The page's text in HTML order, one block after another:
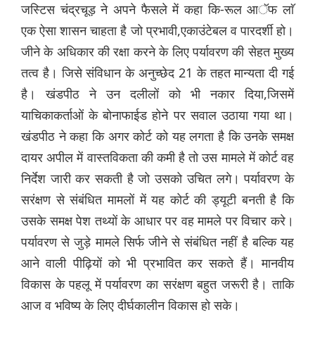
जस्टिस चंद्रचूड़ ने अपने फैसले में कहा कि-रूल आॅफ लाॅ
एक ऐसा शासन चाहता है जो प्रभावी,एकाउंटेबल व पारदर्शी हो।
जीने के अधिकार की रक्षा करने के लिए पर्यावरण की सेहत मुख्य
तत्व है। जिसे संविधान के अनुच्छेद 21 के तहत मान्यता दी गई
है। खंडपीठ ने उन दलीलों को भी नकार दिया,जिसमें
याचिकाकर्ताओं के बोनाफाईड होने पर सवाल उठाया गया था।
खंडपीठ ने कहा कि अगर कोर्ट को यह लगता है कि उनके समक्ष
दायर अपील में वास्तविकता की कमी है तो उस मामले में कोर्ट वह
निर्देश जारी कर सकती है जो उसको उचित लगे। पर्यावरण के
सरंक्षण से संबंधित मामलों में यह कोर्ट की ड्यूटी बनती है कि
उसके समक्ष पेश तथ्यों के आधार पर वह मामले पर विचार करे।
पर्यावरण से जुड़े मामले सिर्फ जीने से संबंधित नहीं है बल्कि यह
आने वाली पीढ़ियों को भी प्रभावित कर सकते हैं। मानवीय
विकास के पहलू में पर्यावरण का सरंक्षण बहुत जरूरी है। ताकि
आज व भविष्य के लिए दीर्घकालीन विकास हो सके।